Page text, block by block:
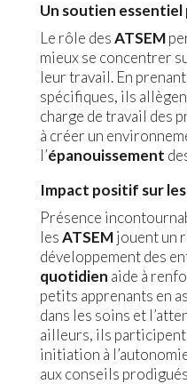
Un soutien
Le rôle desATSEM
mieux se concentrer
leur travail. En
spécifiques, ils
charge de travail des
à créer un
l’épanouissement
Impact positif sur
Présence
lesATSEMjouent un
développement des
quotidien aide à
petits apprenants en
dans les soins et
ailleurs, ils
initiation à
aux conseils